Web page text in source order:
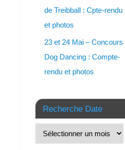
de Treibball : Cpte-rendu
et photos
23 et 24 Mai – Concours
Dog Dancing : Compte-
rendu et photos
Recherche Date